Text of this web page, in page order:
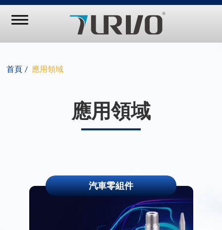
首頁 應用領域
應用領域
汽車零組件